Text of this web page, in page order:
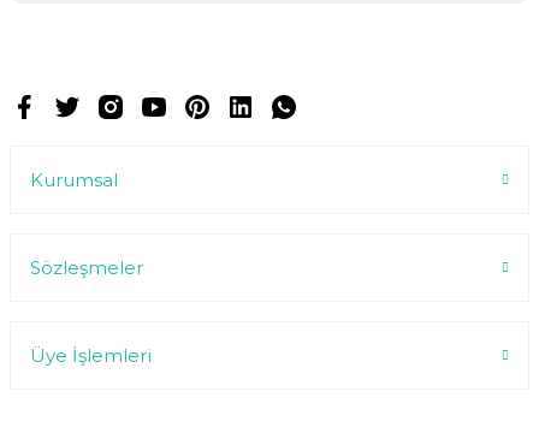
Kurumsal
Sözleşmeler
Üye İşlemleri